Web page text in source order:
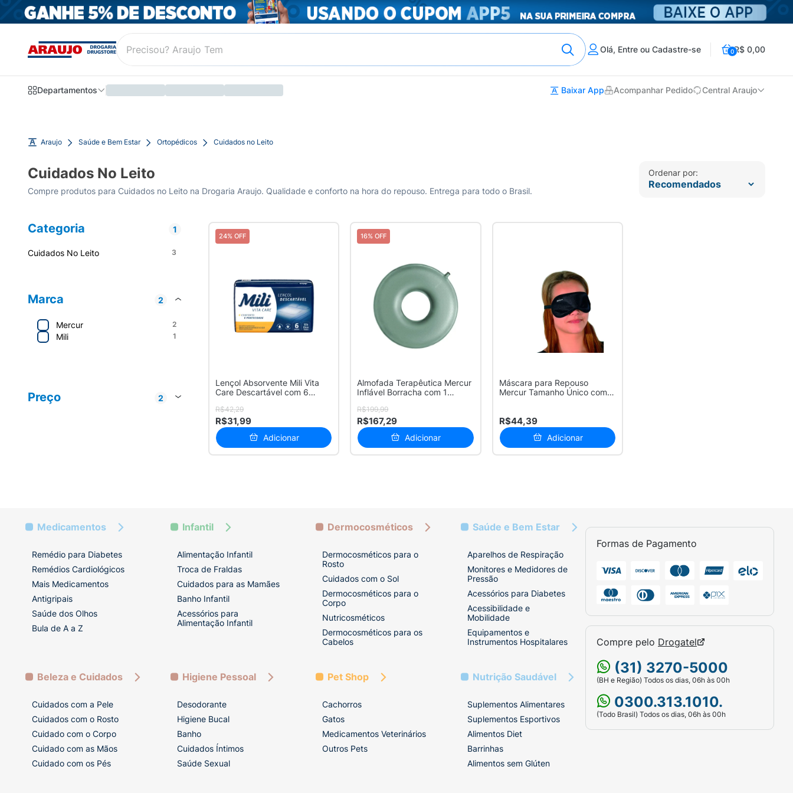
Olá, Entre ou Cadastre-se 0R$ 0,00
Departamentos Baixar App Acompanhar Pedido Central Araujo
Araujo Saúde e Bem Estar Ortopédicos Cuidados no Leito
Cuidados No Leito
Compre produtos para Cuidados no Leito na Drogaria Araujo. Qualidade e conforto na hora do repouso. Entrega para todo o Brasil.
Ordenar por:
Categoria 1
Cuidados No Leito 3
Marca 2
Mercur 2
Mili 1
Preço
2
24% OFF
Lençol Absorvente Mili Vita
Care Descartável com 6
R$42,29
R$31,99
Adicionar
16% OFF
Almofada Terapêutica Mercur
Inflável Borracha com 1
R$199,99
R$167,29
Adicionar
Máscara para Repouso
Mercur Tamanho Único com 1
R$44,39
Adicionar
Medicamentos
Remédio para Diabetes
Remédios Cardiológicos
Mais Medicamentos
Antigripais
Saúde dos Olhos
Bula de A a Z
Infantil
Alimentação Infantil
Troca de Fraldas
Cuidados para as Mamães
Banho Infantil
Acessórios para
Alimentação Infantil
Dermocosméticos
Dermocosméticos para o
Rosto
Cuidados com o Sol
Dermocosméticos para o
Corpo
Nutricosméticos
Dermocosméticos para os
Cabelos
Saúde e Bem Estar
Aparelhos de Respiração
Monitores e Medidores de
Pressão
Acessórios para Diabetes
Acessibilidade e
Mobilidade
Equipamentos e
Instrumentos Hospitalares
Beleza e Cuidados
Cuidados com a Pele
Cuidados com o Rosto
Cuidado com o Corpo
Cuidado com as Mãos
Cuidado com os Pés
Higiene Pessoal
Desodorante
Higiene Bucal
Banho
Cuidados Íntimos
Saúde Sexual
Pet Shop
Cachorros
Gatos
Medicamentos Veterinários
Outros Pets
Nutrição Saudável
Suplementos Alimentares
Suplementos Esportivos
Alimentos Diet
Barrinhas
Alimentos sem Glúten
Formas de Pagamento
Compre pelo Drogatel
(31) 3270-5000
(BH e Região) Todos os dias, 06h às 00h
0300.313.1010.
(Todo Brasil) Todos os dias, 06h às 00h